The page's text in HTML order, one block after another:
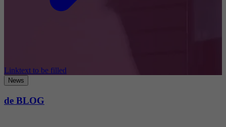
Linktext to be filled
News
de BLOG